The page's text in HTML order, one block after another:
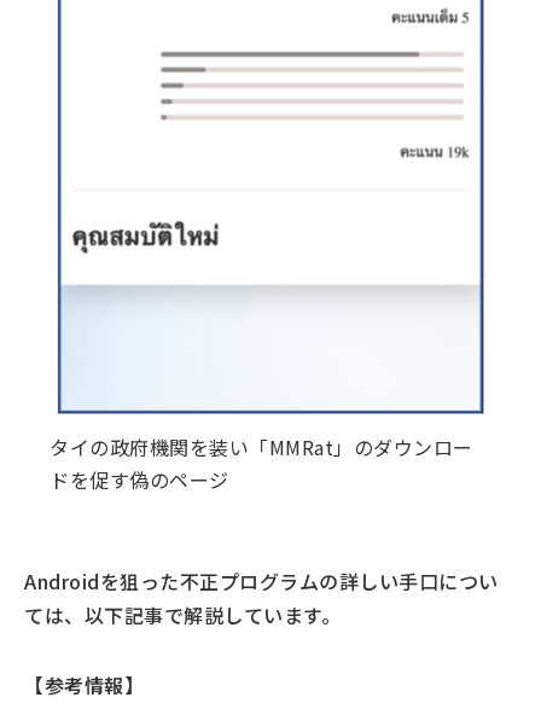
タイの政府機関を装い「MMRat」のダウンロー
ドを促す偽のページ
Androidを狙った不正プログラムの詳しい手口につい
ては、以下記事で解説しています。
【参考情報】